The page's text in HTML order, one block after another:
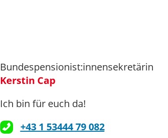
Bundespensionist:innensekretärin
Kerstin Cap
Ich bin für euch da!
+43 1 53444 79 082